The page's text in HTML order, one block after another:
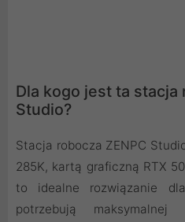
Dla kogo jest ta stacja
Studio?
Stacja robocza ZENPC
285K, kartą graficzną RTX
to idealne rozwiązanie
potrzebują